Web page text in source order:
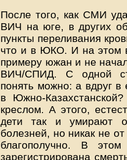
После того, как СМИ
ВИЧ на юге, в других
пункты переливания
что и в ЮКО. И на этом
примеру южан и не
ВИЧ/СПИД. С одной
понять можно: а вдруг в
в Южно-
креслом. А этого,
дети так и умирают
болезней, но никак не
благополучно. В
зарегистрирована